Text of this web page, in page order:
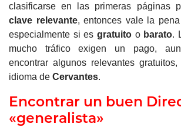
clasificarse en las primeras páginas
clave relevante, entonces vale la
especialmente si es gratuito o barato.
mucho tráfico exigen un pago,
encontrar algunos relevantes
idioma de Cervantes.
Encontrar un buen
«generalista»